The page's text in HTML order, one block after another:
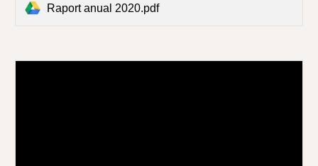
Raport anual 2020.pdf